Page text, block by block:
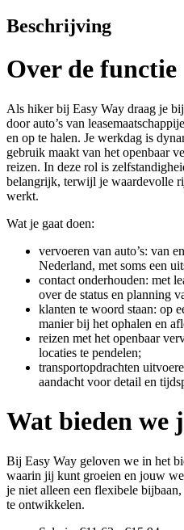
Beschrijving
Over de functie
Als hiker bij Easy Way draag je
door auto’s van
en op te halen. Je werkdag is
gebruik maakt van het openbaar
reizen. In deze rol is
belangrijk, terwijl je waardevolle
werkt.
Wat je gaat doen:
vervoeren van auto’s: van
Nederland, met soms een
contact onderhouden: met
over de status en planning
klanten te woord staan: op
manier bij het ophalen en
reizen met het openbaar
locaties te pendelen;
transportopdrachten
aandacht voor detail en
Wat bieden we
Bij Easy Way geloven we in het
waarin jij kunt groeien en jouw
je niet alleen een flexibele
te ontwikkelen.